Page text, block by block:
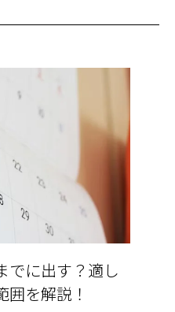
でに出す？適し
囲を解説！